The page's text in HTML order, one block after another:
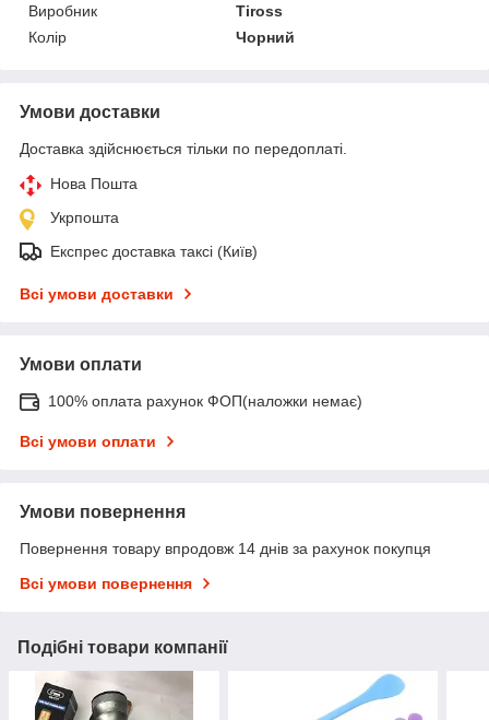
Виробник
Tiross
Колір
Чорний
Умови доставки
Доставка здійснюється тільки по передоплаті.
Нова Пошта
Укрпошта
Експрес доставка таксі (Київ)
Всі умови доставки
Умови оплати
100% оплата рахунок ФОП(наложки немає)
Всі умови оплати
Умови повернення
Повернення товару впродовж 14 днів за рахунок покупця
Всі умови повернення
Подібні товари компанії